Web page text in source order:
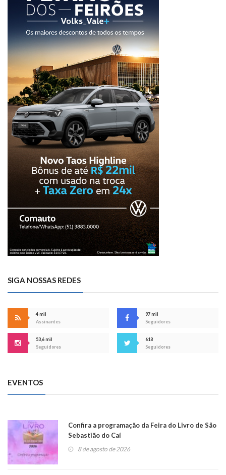
SIGA NOSSAS REDES
4 mil
Assinantes
97 mil
Seguidores
53,6 mil
Seguidores
618
Seguidores
EVENTOS
Confira a programação da Feira do Livro de São
Sebastião do Caí
8 de agosto de 2026